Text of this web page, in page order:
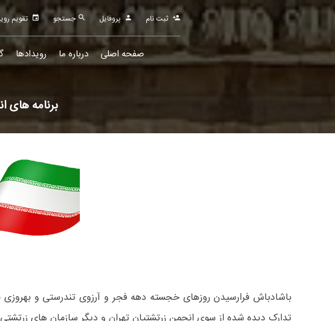
تقویم پروفایل ثبت نام
صفحه اصلی درباره ما رویدادها
برنامه های
باشادباش فرارسیدن روزهای خجسته دهه فجر و آرزوی تندرستی و